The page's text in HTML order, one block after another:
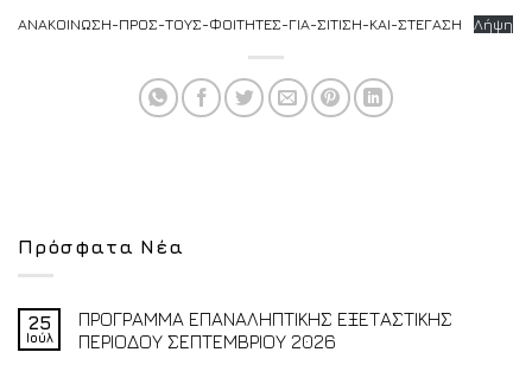
ΑΝΑΚΟΙΝΩΣΗ-ΠΡΟΣ-ΤΟΥΣ-ΦΟΙΤΗΤΕΣ-ΓΙΑ-ΣΙΤΙΣΗ-ΚΑΙ-ΣΤΕΓΑΣΗ Λήψη
Πρόσφατα Νέα
25
Ιούλ
ΠΡΟΓΡΑΜΜΑ ΕΠΑΝΑΛΗΠΤΙΚΗΣ ΕΞΕΤΑΣΤΙΚΗΣ
ΠΕΡΙΟΔΟΥ ΣΕΠΤΕΜΒΡΙΟΥ 2026